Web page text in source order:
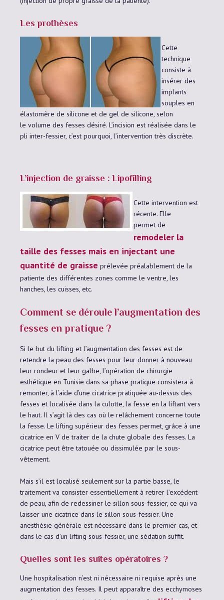
Les prothèses
Cette
technique
consiste à
insérer des
implants
souples en
élastomère de silicone et de gel de silicone, selon
le volume des fesses désiré. L’incision est réalisée dans le
pli inter-fessier, c’est pourquoi, l’intervention très discrète.
L’injection de graisse : Lipofilling
Cette intervention est
récente. Elle
permet de
remodeler la
taille des fesses mais en injectant une
quantité de graisse prélevée préalablement de la
patiente des différentes zones comme le ventre, les
hanches, les cuisses, etc.
Comment se déroule l’augmentation des
fesses en pratique ?
Si le but du lifting et l’augmentation des fesses est de
retendre la peau des fesses pour leur donner à nouveau
leur rondeur et leur galbe, l’opération de chirurgie
esthétique en Tunisie dans sa phase pratique consistera à
remonter, à l’aide d’une cicatrice pratiquée au-dessus des
fesses et localisée dans la culotte, la fesse en la liftant vers
le haut. Il s’agit là des cas où le relâchement concerne toute
la fesse. Le lifting supérieur des fesses permet, grâce à une
cicatrice en V de traiter de la chute globale des fesses. La
cicatrice peut être tatouée ou dissimulée par le sous-
vêtement.
Mais s’il est localisé seulement sur la partie basse, le
traitement va consister essentiellement à retirer l’excédent
de peau, afin de redessiner le sillon sous-fessier, ce qui va
laisser une cicatrice dans le sillon sous-fessier. Une
anesthésie générale est nécessaire dans le premier cas, et
dans le cas d’un lifting sous-fessier, une sédation suffit.
Quelles sont les suites opératoires ?
Une hospitalisation n’est ni nécessaire ni requise après une
augmentation des fesses. Il peut apparaître des ecchymoses